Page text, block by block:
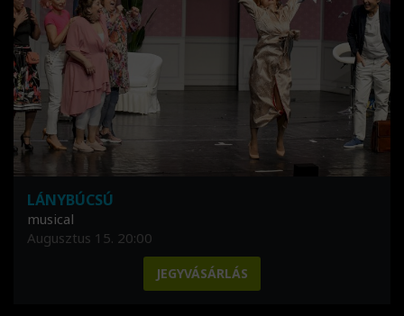
LÁNYBÚCSÚ
musical
Augusztus 15. 20:00
JEGYVÁSÁRLÁS